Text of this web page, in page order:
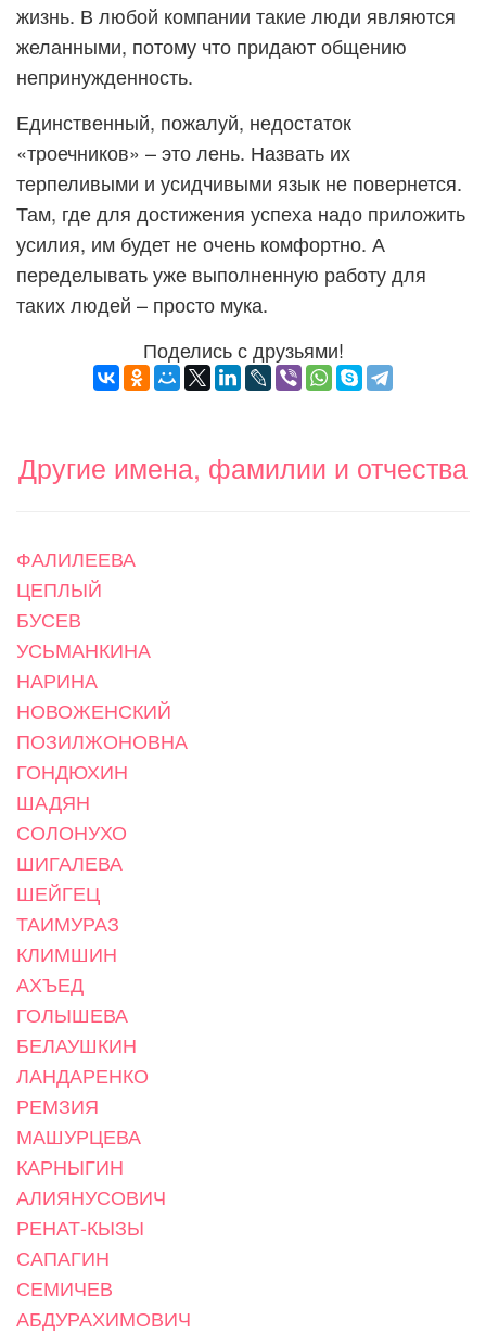
жизнь. В любой компании такие люди являются
желанными, потому что придают общению
непринужденность.
Единственный, пожалуй, недостаток
«троечников» – это лень. Назвать их
терпеливыми и усидчивыми язык не повернется.
Там, где для достижения успеха надо приложить
усилия, им будет не очень комфортно. А
переделывать уже выполненную работу для
таких людей – просто мука.
Поделись с друзьями!
Другие имена, фамилии и отчества
ФАЛИЛЕЕВА
ЦЕПЛЫЙ
БУСЕВ
УСЬМАНКИНА
НАРИНА
НОВОЖЕНСКИЙ
ПОЗИЛЖОНОВНА
ГОНДЮХИН
ШАДЯН
СОЛОНУХО
ШИГАЛЕВА
ШЕЙГЕЦ
ТАИМУРАЗ
КЛИМШИН
АХЪЕД
ГОЛЫШЕВА
БЕЛАУШКИН
ЛАНДАРЕНКО
РЕМЗИЯ
МАШУРЦЕВА
КАРНЫГИН
АЛИЯНУСОВИЧ
РЕНАТ-КЫЗЫ
САПАГИН
СЕМИЧЕВ
АБДУРАХИМОВИЧ